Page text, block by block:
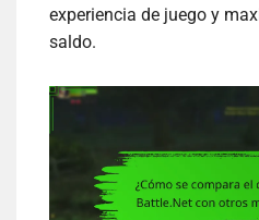
experiencia de juego y
saldo.